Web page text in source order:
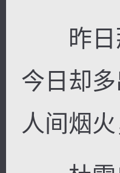
昨日那
今日却
人间烟